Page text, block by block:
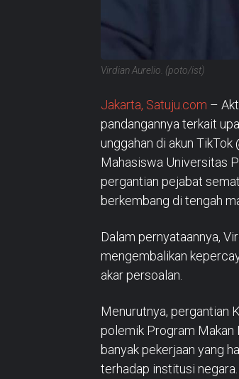
Virdian Aurelio. (poto/ist)
Jakarta, Satuju.com –
pandangannya terkait
unggahan di akun
Mahasiswa Universitas
pergantian pejabat
berkembang di tengah
Dalam pernyataannya,
mengembalikan
akar persoalan.
Menurutnya, pergantian
polemik Program Makan
banyak pekerjaan yang
terhadap institusi negara.